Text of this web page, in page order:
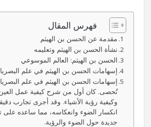
فهرس المقال
مقدمة عن الحسن بن الهيثم
نشأة الحسن بن الهيثم وتعليمه
الحسن بن الهيثم: العالم الموسوعي
إسهامات الحسن بن الهيثم في علم
إسهامات الحسن بن الهيثم في علم
تُحصى. كان أول من شرح كيفية عمل العين
وكيفية رؤية الأشياء. وقد أجرى تجارب
انكسار الضوء وانعكاسه، مما ساعده على
جديدة حول الضوء والرؤية.